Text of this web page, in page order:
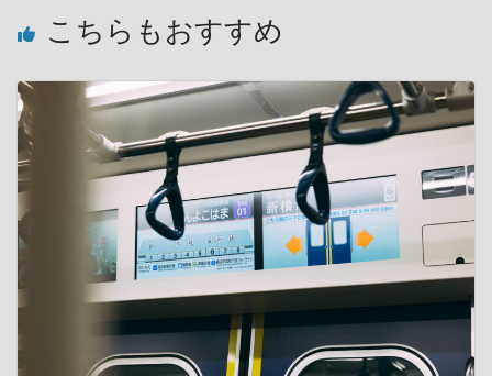
こちらもおすすめ